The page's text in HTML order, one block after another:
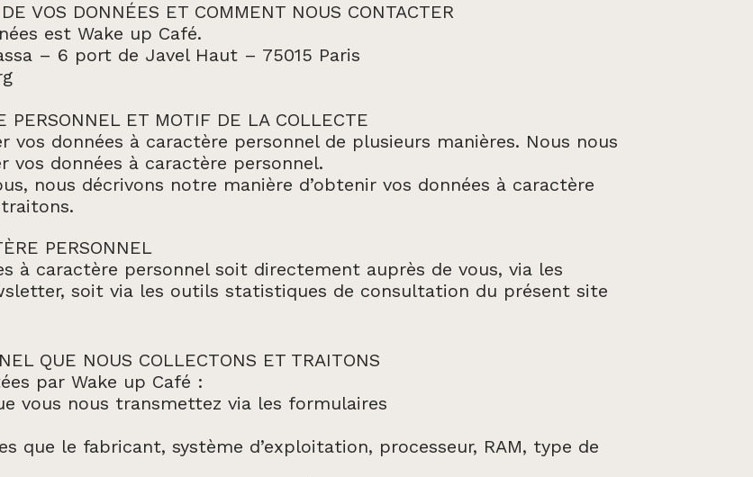
VOS DONNÉES ET COMMENT NOUS CONTACTER
est Wake up Café.
– 6 port de Javel Haut – 75015 Paris
PERSONNEL ET MOTIF DE LA COLLECTE
données à caractère personnel de plusieurs manières. Nous nous
vos données à caractère personnel.
nous décrivons notre manière d’obtenir vos données à caractère
PERSONNEL
à caractère personnel soit directement auprès de vous, via les
soit via les outils statistiques de consultation du présent site
QUE NOUS COLLECTONS ET TRAITONS
par Wake up Café :
vous nous transmettez via les formulaires
que le fabricant, système d’exploitation, processeur, RAM, type de